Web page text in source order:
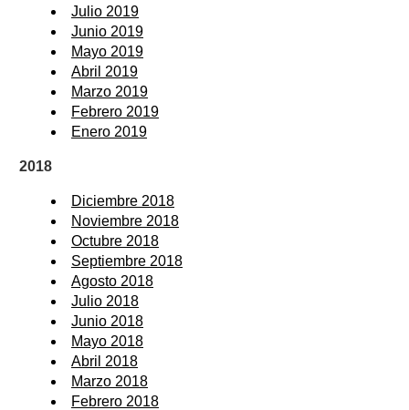
Julio 2019
Junio 2019
Mayo 2019
Abril 2019
Marzo 2019
Febrero 2019
Enero 2019
2018
Diciembre 2018
Noviembre 2018
Octubre 2018
Septiembre 2018
Agosto 2018
Julio 2018
Junio 2018
Mayo 2018
Abril 2018
Marzo 2018
Febrero 2018